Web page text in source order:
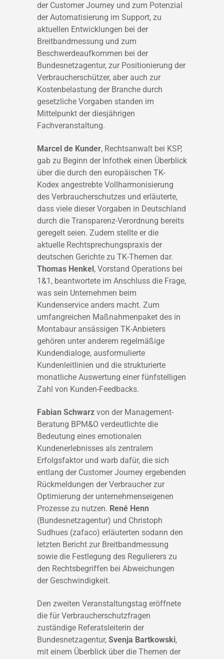
der Customer Journey und zum Potenzial
der Automatisierung im Support, zu
aktuellen Entwicklungen bei der
Breitbandmessung und zum
Beschwerdeaufkommen bei der
Bundesnetzagentur, zur Positionierung der
Verbraucherschützer, aber auch zur
Kostenbelastung der Branche durch
gesetzliche Vorgaben standen im
Mittelpunkt der diesjährigen
Fachveranstaltung.
Marcel de Kunder, Rechtsanwalt bei KSP,
gab zu Beginn der Infothek einen Überblick
über die durch den europäischen TK-
Kodex angestrebte Vollharmonisierung
des Verbraucherschutzes und erläuterte,
dass viele dieser Vorgaben in Deutschland
durch die Transparenz-Verordnung bereits
geregelt seien. Zudem stellte er die
aktuelle Rechtsprechungspraxis der
deutschen Gerichte zu TK-Themen dar.
Thomas Henkel, Vorstand Operations bei
1&1, beantwortete im Anschluss die Frage,
was sein Unternehmen beim
Kundenservice anders macht. Zum
umfangreichen Maßnahmenpaket des in
Montabaur ansässigen TK-Anbieters
gehören unter anderem regelmäßige
Kundendialoge, ausformulierte
Kundenleitlinien und die strukturierte
monatliche Auswertung einer fünfstelligen
Zahl von Kunden-Feedbacks.
Fabian Schwarz von der Management-
Beratung BPM&O verdeutlichte die
Bedeutung eines emotionalen
Kundenerlebnisses als zentralem
Erfolgsfaktor und warb dafür, die sich
entlang der Customer Journey ergebenden
Rückmeldungen der Verbraucher zur
Optimierung der unternehmenseigenen
Prozesse zu nutzen. René Henn
(Bundesnetzagentur) und Christoph
Sudhues (zafaco) erläuterten sodann den
letzten Bericht zur Breitbandmessung
sowie die Festlegung des Regulierers zu
den Rechtsbegriffen bei Abweichungen
der Geschwindigkeit.
Den zweiten Veranstaltungstag eröffnete
die für Verbraucherschutzfragen
zuständige Referatsleiterin der
Bundesnetzagentur, Svenja Bartkowski,
mit einem Überblick über die Themen der